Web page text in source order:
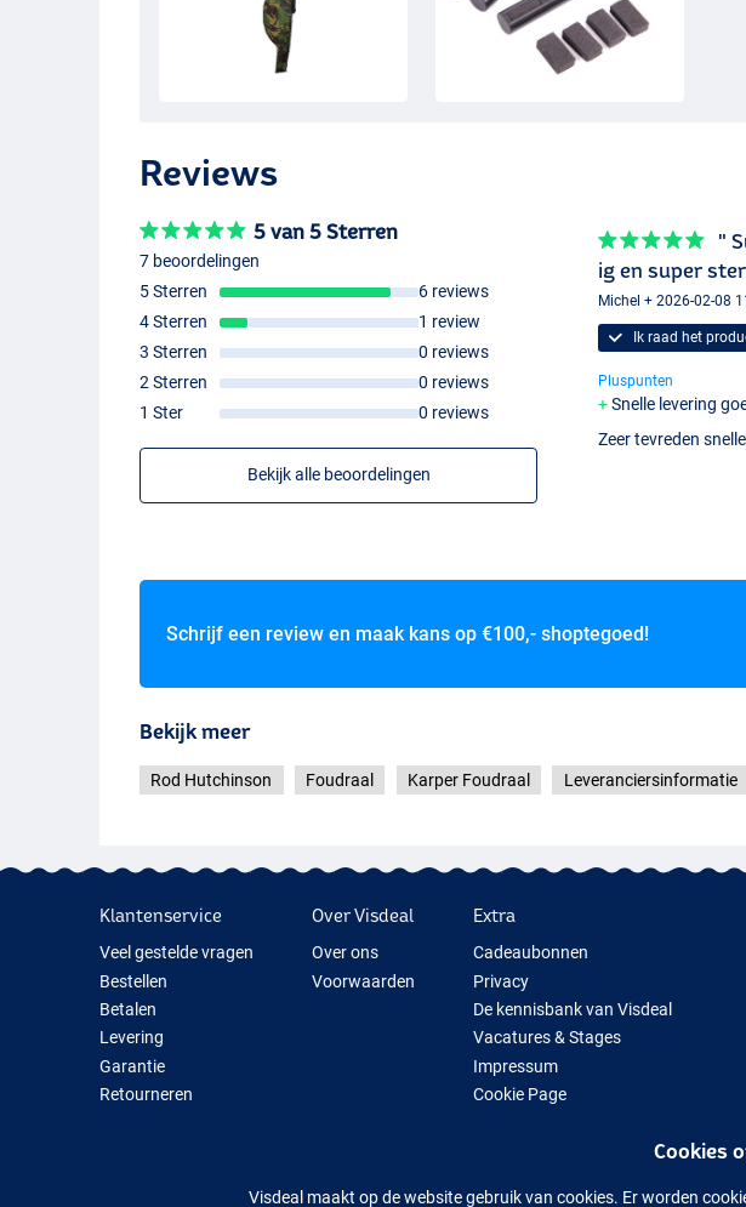
Reviews
5 van 5 Sterren
7 beoordelingen
5 Sterren
6 reviews
4 Sterren
1 review
3 Sterren
0 reviews
2 Sterren
0 reviews
1 Ster
0 reviews
Bekijk alle beoordelingen
"
ig en super
Michel + 2026-02-08
Ik raad het
Pluspunten
Snelle levering
Zeer tevreden
Schrijf een review en maak kans op €100,- shoptegoed!
Bekijk meer
Rod Hutchinson Foudraal Karper Foudraal Leveranciersinformatie
Klantenservice
Veel gestelde vragen
Bestellen
Betalen
Levering
Garantie
Retourneren
Over Visdeal
Over ons
Voorwaarden
Extra
Cadeaubonnen
Privacy
De kennisbank van Visdeal
Vacatures & Stages
Impressum
Cookie Page
Cookies
Visdeal maakt op de website gebruik van cookies. Er worden